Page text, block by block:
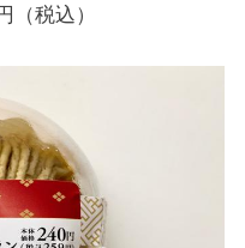
（税込）